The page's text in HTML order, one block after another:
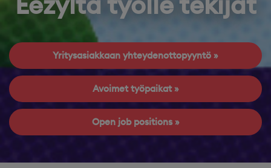
Yritysasiakkaan yhteydenottopyyntö
Avoimet työpaikat
Open job positions